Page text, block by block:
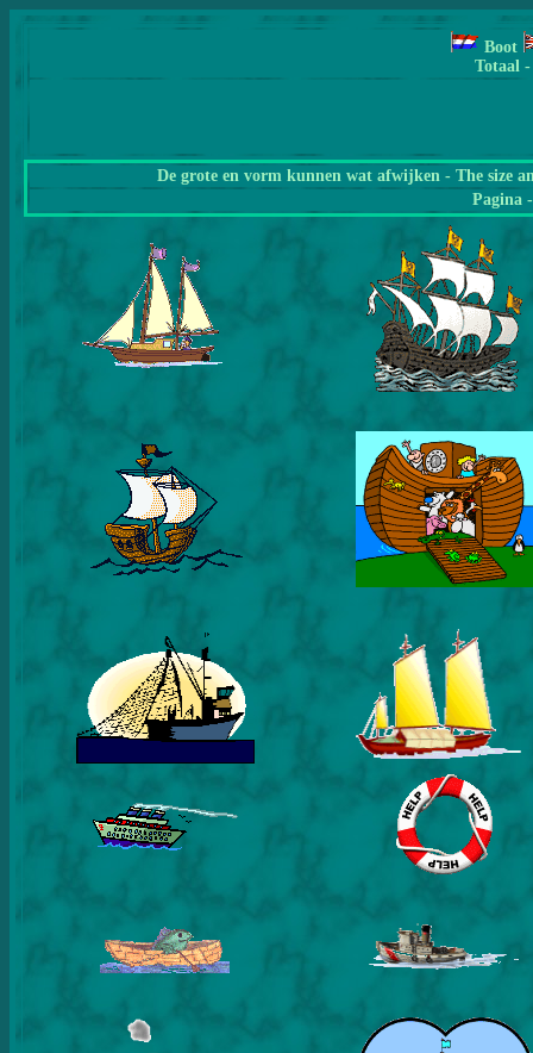
Boot
Totaal -
De grote en vorm kunnen wat afwijken - The size
Pagina